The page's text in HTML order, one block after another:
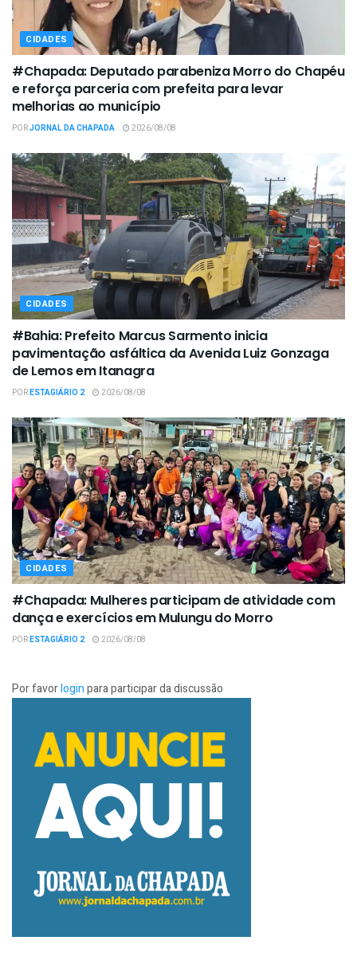
CIDADES
#Chapada: Deputado parabeniza Morro do Chapéu
e reforça parceria com prefeita para levar
melhorias ao município
PORJORNAL DA CHAPADA 2026/08/08
CIDADES
#Bahia: Prefeito Marcus Sarmento inicia
pavimentação asfáltica da Avenida Luiz Gonzaga
de Lemos em Itanagra
PORESTAGIÁRIO 2 2026/08/08
CIDADES
#Chapada: Mulheres participam de atividade com
dança e exercícios em Mulungu do Morro
PORESTAGIÁRIO 2 2026/08/08
Por favorloginpara participar da discussão